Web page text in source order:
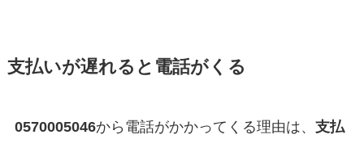
支払いが遅れると電話がくる
0570005046から電話がかかってくる理由は、 支払